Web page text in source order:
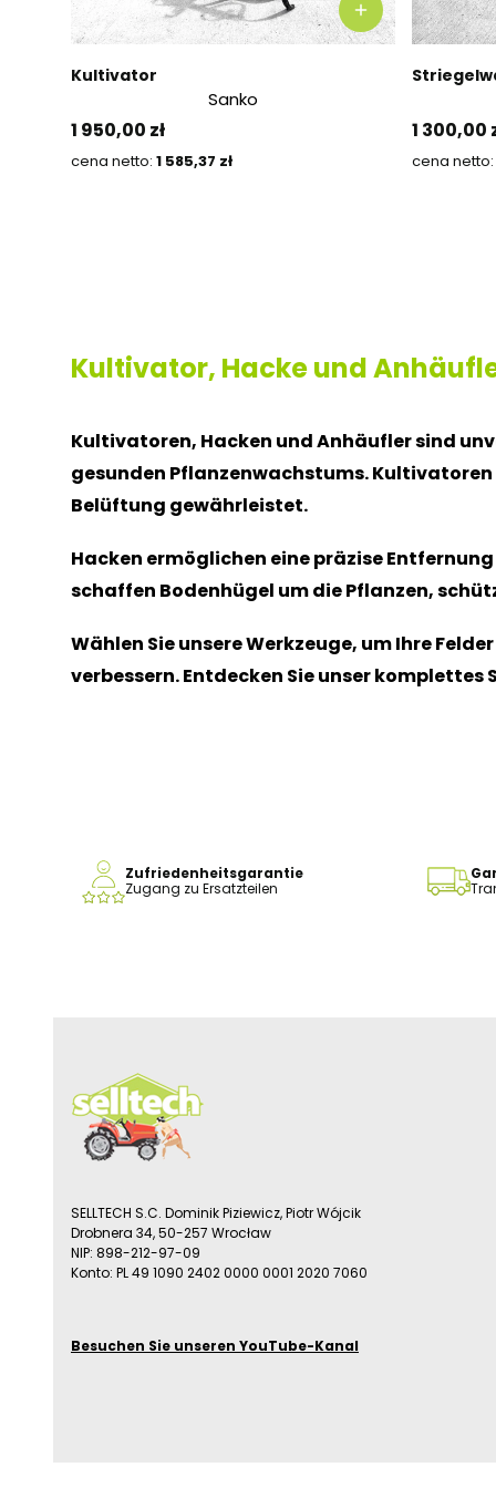
Kultivator
Sanko
Preis
1 950,00 zł
Preis
1 585,37 zł
Preis
1 300,00
Kultivator, Hacke und
Kultivatoren, Hacken und Anhäufler sind
gesunden Pflanzenwachstums.
Belüftung gewährleistet.
Hacken ermöglichen eine präzise
schaffen Bodenhügel um die Pflanzen,
Wählen Sie unsere Werkzeuge, um Ihre
verbessern. Entdecken Sie unser
Zufriedenheitsgarantie
Zugang zu Ersatzteilen
SELLTECH S.C. Dominik Piziewicz, Piotr Wójcik
Drobnera 34, 50-257 Wrocław
NIP: 898-212-97-09
Konto: PL 49 1090 2402 0000 0001 2020 7060
Besuchen Sie unseren YouTube-Kanal